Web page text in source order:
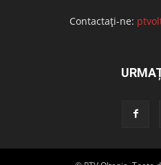
Contactați-ne: